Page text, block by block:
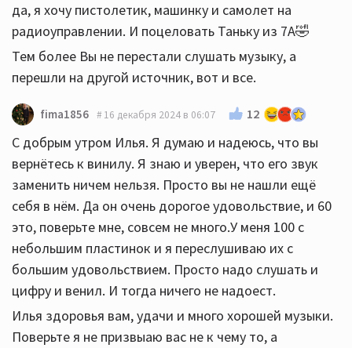
да, я хочу пистолетик, машинку и самолет на
радиоуправлении. И поцеловать Таньку из 7А🤣
Тем более Вы не перестали слушать музыку, а
перешли на другой источник, вот и все.
fima1856 16 декабря 2024 в 06:07 12
С добрым утром Илья. Я думаю и надеюсь, что вы
вернётесь к винилу. Я знаю и уверен, что его звук
заменить ничем нельзя. Просто вы не нашли ещё
себя в нём. Да он очень дорогое удовольствие, и 60
это, поверьте мне, совсем не много.У меня 100 с
небольшим пластинок и я переслушиваю их с
большим удовольствием. Просто надо слушать и
цифру и венил. И тогда ничего не надоест.
Илья здоровья вам, удачи и много хорошей музыки.
Поверьте я не призвыаю вас не к чему то, а